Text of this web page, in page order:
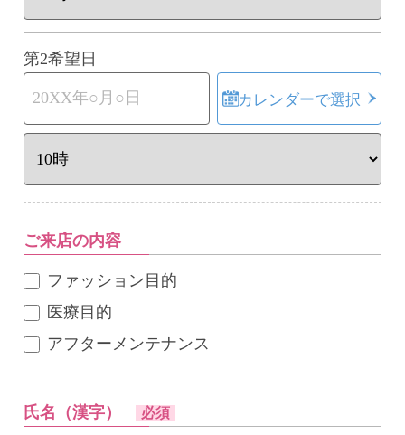
第2希望日
カレンダーで選択
ご来店の内容
ファッション目的
医療目的
アフターメンテナンス
氏名（漢字） 必須